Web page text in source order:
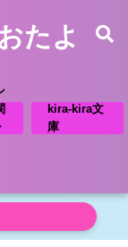
たよ
kira-kira文
庫